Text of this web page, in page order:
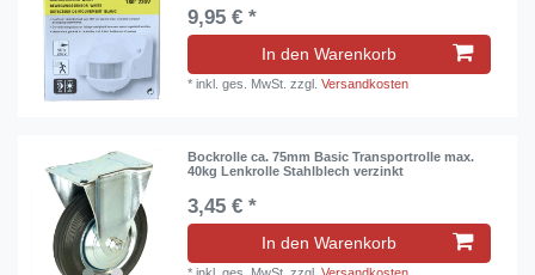
9,95 € *
In den Warenkorb
*inkl. ges. MwSt. zzgl.Versandkosten
Bockrolle ca. 75mm Basic Transportrolle max.
40kg Lenkrolle Stahlblech verzinkt
3,45 € *
In den Warenkorb
*inkl. ges. MwSt. zzgl.Versandkosten